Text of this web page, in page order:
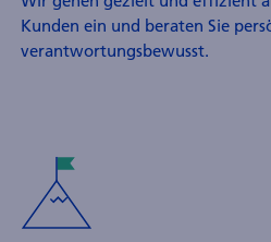
Kunden ein und beraten Sie
verantwortungsbewusst.